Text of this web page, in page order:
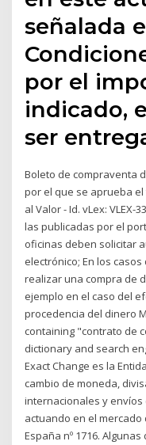
señalada
por el
indicado,
ser
Boleto de compraventa
por el que se aprueba
al Valor - Id. vLex:
las publicadas por el
oficinas deben solicitar
electrónico; En los
realizar una compra de
ejemplo en el caso del
procedencia del dinero
containing "contrato de
dictionary and search
Exact Change es la
cambio de moneda,
internacionales y
actuando en el mercado
España nº 1716.